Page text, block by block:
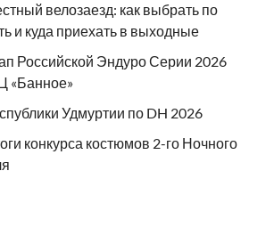
велозаезд: как выбрать по
и куда приехать в выходные
Российской Эндуро Серии 2026
«Банное»
Удмуртии по DH 2026
конкурса костюмов 2-го Ночного